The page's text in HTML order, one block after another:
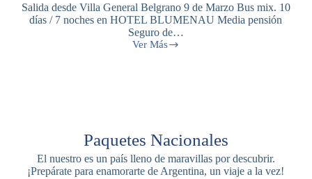
Salida desde Villa General Belgrano 9 de Marzo Bus mix. 10
días / 7 noches en HOTEL BLUMENAU Media pensión
Seguro de…
Ver Más
Paquetes Nacionales
El nuestro es un país lleno de maravillas por descubrir.
¡Prepárate para enamorarte de Argentina, un viaje a la vez!